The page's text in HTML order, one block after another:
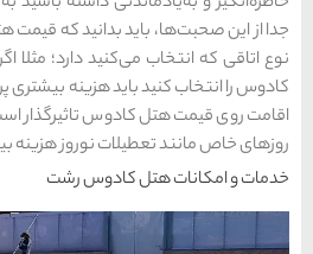
کادوس رشت کاملاً بستگی به
یکی از سوئیت‌های مجلل هتل‌
نمایید. همچنین بازه زمانی
مثال رزرو هتل کادوس در
روی دستتان می‌گذارد.